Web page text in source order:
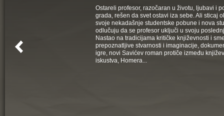
Ostareli profesor, razočaran u životu, ljubavi i
grada, rešen da svet ostavi iza sebe. Ali sticaj
svoje nekadašnje studentske pobune i nova
odlučuju da se profesor uključi u svoju
Nastao na tradicijama kritičke književnosti i
prepoznatljive stvarnosti i imaginacije,
igre, novi Savićev roman protiče između
iskustva, Homera...